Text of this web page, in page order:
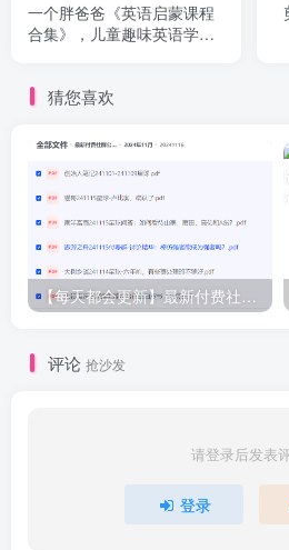
一个胖爸爸《英语启蒙课程
合集》，儿童趣味英语学习
猜您喜欢
【每天都会更新】最新付费社群公众号文章
评论 抢沙发
请登录后发表
登录